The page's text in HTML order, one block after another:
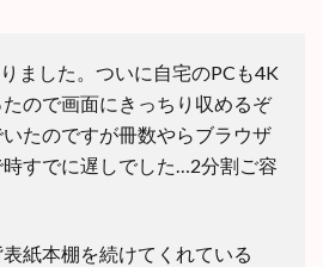
ました。ついに自宅のPCも4K
ので画面にきっちり収めるぞ
たのですが冊数やらブラウザ
すでに遅しでした…2分割ご容
紙本棚を続けてくれている